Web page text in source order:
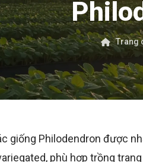
Trang
giống Philodendron được
phù hợp trồng